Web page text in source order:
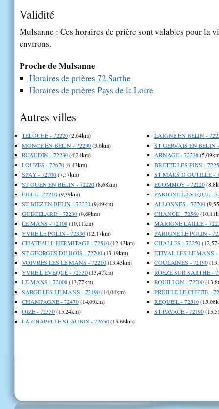
Validité
Mulsanne : Ces horaires de prière sont valables pour la
environs.
Proche de Mulsanne
Horaires de prières 72 Sarthe
Horaires de prières Pays de la Loire
Autres villes
TELOCHE - 72220(2,64km)
MONCE EN BELIN - 72230(3,6km)
RUAUDIN - 72230(4,24km)
LOUZES - 72670(6,43km)
SPAY - 72700(7,37km)
ST OUEN EN BELIN - 72220(8,68km)
FILLE - 72210(9,29km)
ST BIEZ EN BELIN - 72220(9,49km)
GUECELARD - 72230(9,69km)
LE MANS - 72100(10,11km)
YVRE LE POLIN - 72330(12,17km)
CHATEAU L HERMITAGE - 72510(12,43km)
ST GEORGES DU BOIS - 72700(13,19km)
VOIVRES LES LE MANS - 72210(13,43km)
YVRE L EVEQUE - 72530(13,47km)
LE MANS - 72000(13,77km)
SARGE LES LE MANS - 72190(14,04km)
CHAMPAGNE - 72470(14,69km)
OIZE - 72330(15,24km)
LA CHAPELLE ST AUBIN - 72650(15,66km)
LAIGNE EN BELIN -
ST GERVAIS EN BELIN
ARNAGE - 72230
BRETTE LES PINS -
ST MARS D OUTILLE -
ECOMMOY - 72220
PARIGNE L EVEQUE -
ALLONNES - 72700
CHANGE - 72560
MARIGNE LAILLE -
PARIGNE LE POLIN -
CHALLES - 72250
ETIVAL LES LE MANS -
COULAINES - 72190
ROEZE SUR SARTHE -
ROUILLON - 72700
PRUILLE LE CHETIF -
REQUEIL - 72510
ST PAVACE - 72190